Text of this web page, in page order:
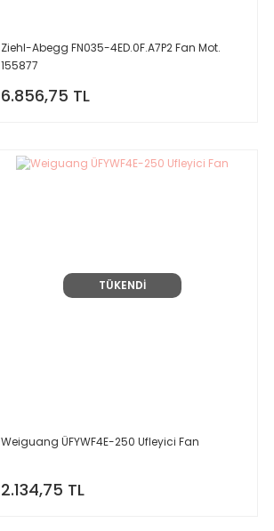
Ziehl-Abegg FN035-4ED.0F.A7P2 Fan Mot.
155877
6.856,75 TL
TÜKENDİ
Weiguang ÜFYWF4E-250 Ufleyici Fan
2.134,75 TL